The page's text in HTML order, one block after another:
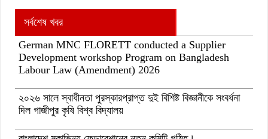
সর্বশেষ খবর
German MNC FLORETT conducted a Supplier
Development workshop Program on Bangladesh
Labour Law (Amendment) 2026
২০২৬ সালে স্বাধীনতা পুরস্কারপ্রাপ্ত দুই বিশিষ্ট বিজ্ঞানীকে সংবর্ধনা
দিল গাজীপুর কৃষি বিশ্ব বিদ্যালয়